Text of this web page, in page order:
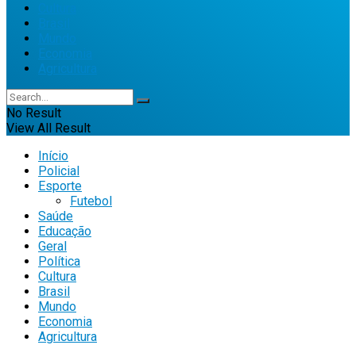
Agricultura
No Result
View All Result
Início
Policial
Esporte
Futebol
Saúde
Educação
Geral
Política
Cultura
Brasil
Mundo
Economia
Agricultura